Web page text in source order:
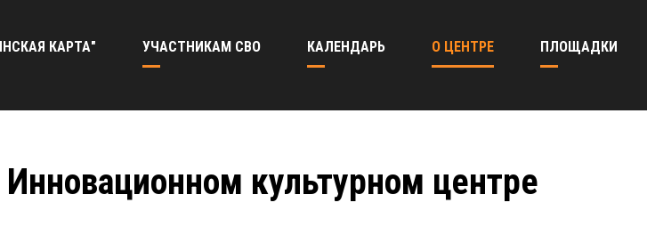
КАРТА" УЧАСТНИКАМ СВО КАЛЕНДАРЬ О ЦЕНТРЕ ПЛОЩАДКИ
культурном центре